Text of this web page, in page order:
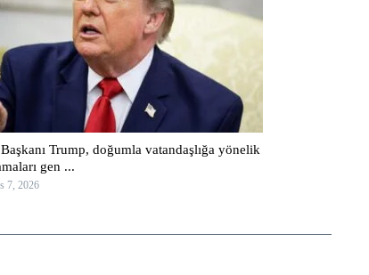
Trump, doğumla vatandaşlığa yönelik
gen ...
7, 2026